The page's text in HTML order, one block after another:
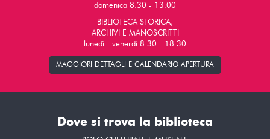
domenica 8.30 - 13.00
BIBLIOTECA STORICA,
ARCHIVI E MANOSCRITTI
lunedì - venerdì 8.30 - 18.30
MAGGIORI DETTAGLI E CALENDARIO APERTURA
Dove si trova la biblioteca